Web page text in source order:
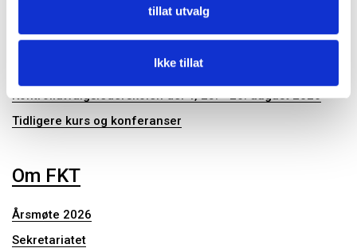
tillat utvalg
Ikke tillat
Konferanser og seminar
Kontrollutvalgslederskolen del 4, 25. - 26. august 2026
Tidligere kurs og konferanser
Om FKT
Årsmøte 2026
Sekretariatet